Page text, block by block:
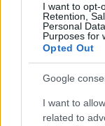
I want to opt-
Retention,
Personal
Purposes for
Opted Out
Google
I want to
related to
Κόστος
Π.Ε. Αθήνας